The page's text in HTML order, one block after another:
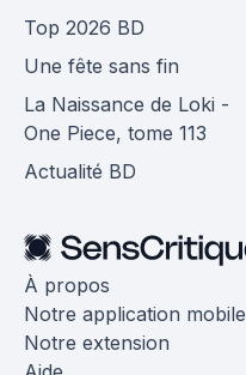
Top 2026 BD
Une fête sans fin
La Naissance de Loki -
One Piece, tome 113
Actualité BD
À propos
Notre application mobile
Notre extension